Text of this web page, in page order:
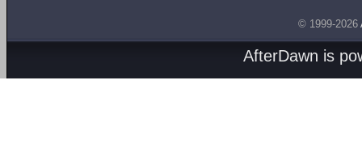
© 1999-2026
AfterDawn is